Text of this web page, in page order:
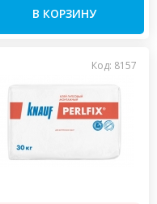
В КОРЗИНУ
Код: 8157